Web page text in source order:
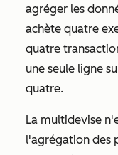
agréger les
achète quatre
quatre
une seule ligne
quatre.
La multidevise
l'agrégation des